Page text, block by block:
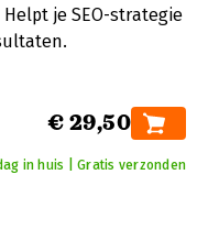
je SEO-strategie
€ 29,50
in huis | Gratis verzonden